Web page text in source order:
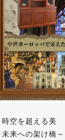
時空を超える美
未来への架け橋～